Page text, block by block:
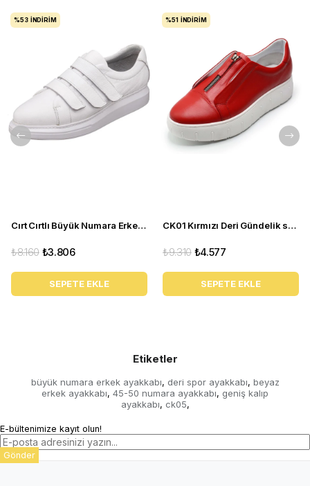
Cırt Cırtlı Büyük Numara Erkek Ayakkabı - GG3313 Beyaz
₺3.806
₺8.160
SEPETE EKLE
%53 İNDIRIM
CK01 Kırmızı Deri Gündelik spor ayakkabı rahat geniş kalıp yeni sezon
₺4.577
₺9.310
SEPETE EKLE
%51 İNDIRIM
Etiketler
büyük numara erkek ayakkabı, deri spor ayakkabı, beyaz
erkek ayakkabı, 45-50 numara ayakkabı, geniş kalıp
ayakkabı, ck05,
E-bültenimize kayıt olun!
Gönder